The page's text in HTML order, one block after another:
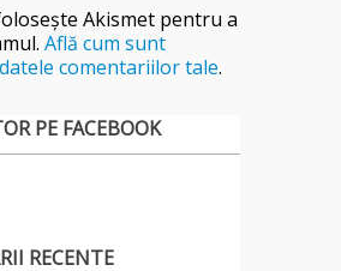
Akismet pentru a
Află cum sunt
comentariilor tale.
PE FACEBOOK
RECENTE